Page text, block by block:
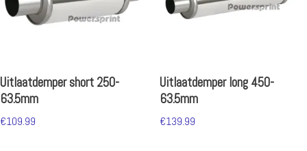
Uitlaatdemper short 250-
63.5mm
€109.99
Uitlaatdemper long 450-
63.5mm
€139.99